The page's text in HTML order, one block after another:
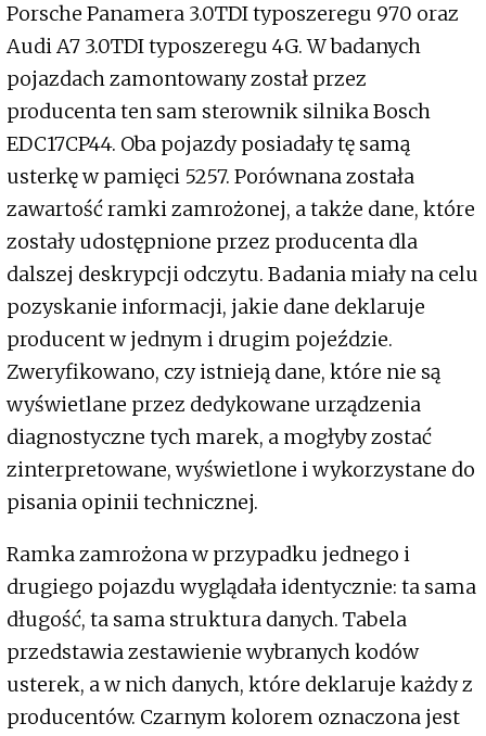
Porsche Panamera 3.0TDI typoszeregu 970 oraz
Audi A7 3.0TDI typoszeregu 4G. W badanych
pojazdach zamontowany został przez
producenta ten sam sterownik silnika Bosch
EDC17CP44. Oba pojazdy posiadały tę samą
usterkę w pamięci 5257. Porównana została
zawartość ramki zamrożonej, a także dane, które
zostały udostępnione przez producenta dla
dalszej deskrypcji odczytu. Badania miały na celu
pozyskanie informacji, jakie dane deklaruje
producent w jednym i drugim pojeździe.
Zweryfikowano, czy istnieją dane, które nie są
wyświetlane przez dedykowane urządzenia
diagnostyczne tych marek, a mogłyby zostać
zinterpretowane, wyświetlone i wykorzystane do
pisania opinii technicznej.
Ramka zamrożona w przypadku jednego i
drugiego pojazdu wyglądała identycznie: ta sama
długość, ta sama struktura danych. Tabela
przedstawia zestawienie wybranych kodów
usterek, a w nich danych, które deklaruje każdy z
producentów. Czarnym kolorem oznaczona jest